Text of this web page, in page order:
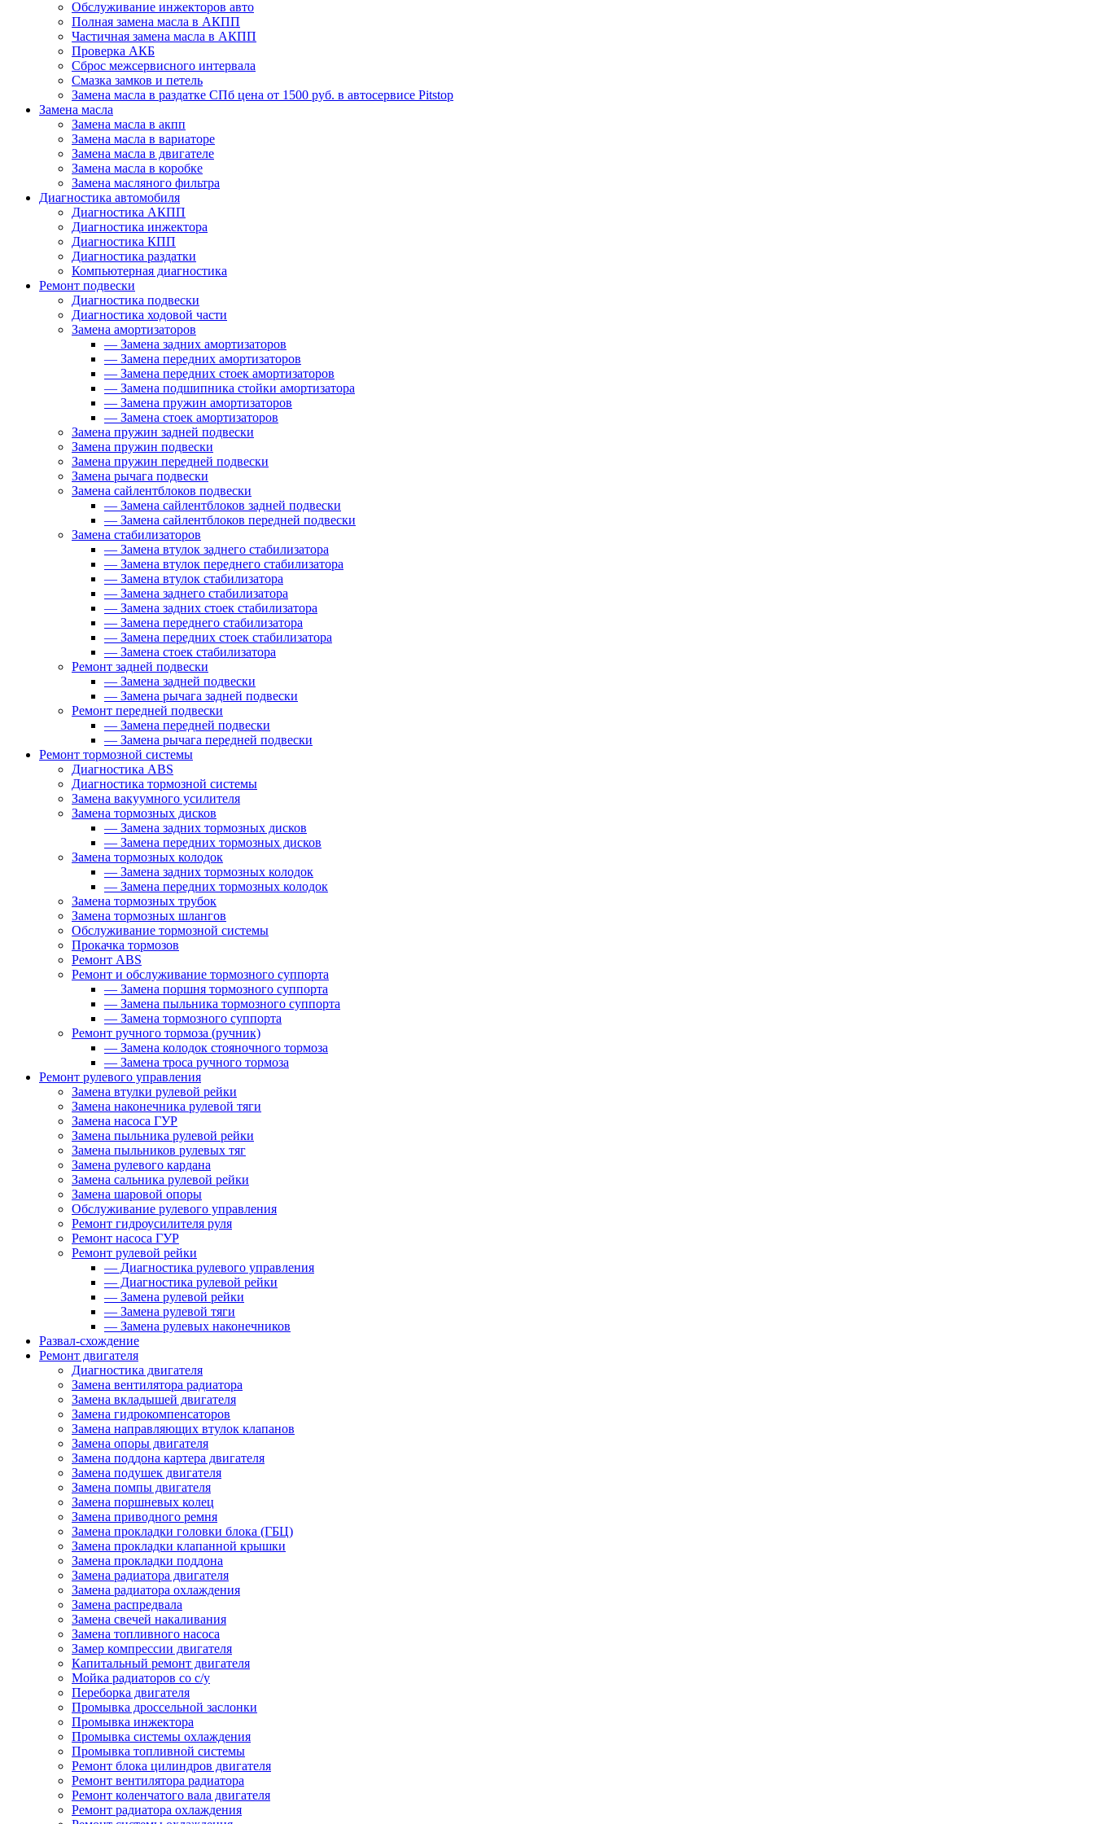
Обслуживание инжекторов авто
Полная замена масла в АКПП
Частичная замена масла в АКПП
Проверка АКБ
Сброс межсервисного интервала
Смазка замков и петель
Замена масла в раздатке СПб цена от 1500 руб. в автосервисе Pitstop
Замена масла
Замена масла в акпп
Замена масла в вариаторе
Замена масла в двигателе
Замена масла в коробке
Замена масляного фильтра
Диагностика автомобиля
Диагностика АКПП
Диагностика инжектора
Диагностика КПП
Диагностика раздатки
Компьютерная диагностика
Ремонт подвески
Диагностика подвески
Диагностика ходовой части
Замена амортизаторов
— Замена задних амортизаторов
— Замена передних амортизаторов
— Замена передних стоек амортизаторов
— Замена подшипника стойки амортизатора
— Замена пружин амортизаторов
— Замена стоек амортизаторов
Замена пружин задней подвески
Замена пружин подвески
Замена пружин передней подвески
Замена рычага подвески
Замена сайлентблоков подвески
— Замена сайлентблоков задней подвески
— Замена сайлентблоков передней подвески
Замена стабилизаторов
— Замена втулок заднего стабилизатора
— Замена втулок переднего стабилизатора
— Замена втулок стабилизатора
— Замена заднего стабилизатора
— Замена задних стоек стабилизатора
— Замена переднего стабилизатора
— Замена передних стоек стабилизатора
— Замена стоек стабилизатора
Ремонт задней подвески
— Замена задней подвески
— Замена рычага задней подвески
Ремонт передней подвески
— Замена передней подвески
— Замена рычага передней подвески
Ремонт тормозной системы
Диагностика ABS
Диагностика тормозной системы
Замена вакуумного усилителя
Замена тормозных дисков
— Замена задних тормозных дисков
— Замена передних тормозных дисков
Замена тормозных колодок
— Замена задних тормозных колодок
— Замена передних тормозных колодок
Замена тормозных трубок
Замена тормозных шлангов
Обслуживание тормозной системы
Прокачка тормозов
Ремонт ABS
Ремонт и обслуживание тормозного суппорта
— Замена поршня тормозного суппорта
— Замена пыльника тормозного суппорта
— Замена тормозного суппорта
Ремонт ручного тормоза (ручник)
— Замена колодок стояночного тормоза
— Замена троса ручного тормоза
Ремонт рулевого управления
Замена втулки рулевой рейки
Замена наконечника рулевой тяги
Замена насоса ГУР
Замена пыльника рулевой рейки
Замена пыльников рулевых тяг
Замена рулевого кардана
Замена сальника рулевой рейки
Замена шаровой опоры
Обслуживание рулевого управления
Ремонт гидроусилителя руля
Ремонт насоса ГУР
Ремонт рулевой рейки
— Диагностика рулевого управления
— Диагностика рулевой рейки
— Замена рулевой рейки
— Замена рулевой тяги
— Замена рулевых наконечников
Развал-схождение
Ремонт двигателя
Диагностика двигателя
Замена вентилятора радиатора
Замена вкладышей двигателя
Замена гидрокомпенсаторов
Замена направляющих втулок клапанов
Замена опоры двигателя
Замена поддона картера двигателя
Замена подушек двигателя
Замена помпы двигателя
Замена поршневых колец
Замена приводного ремня
Замена прокладки головки блока (ГБЦ)
Замена прокладки клапанной крышки
Замена прокладки поддона
Замена радиатора двигателя
Замена радиатора охлаждения
Замена распредвала
Замена свечей накаливания
Замена топливного насоса
Замер компрессии двигателя
Капитальный ремонт двигателя
Мойка радиаторов со с/у
Переборка двигателя
Промывка дроссельной заслонки
Промывка инжектора
Промывка системы охлаждения
Промывка топливной системы
Ремонт блока цилиндров двигателя
Ремонт вентилятора радиатора
Ремонт коленчатого вала двигателя
Ремонт радиатора охлаждения